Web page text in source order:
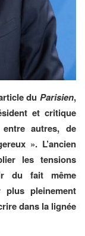
du Parisien,
et critique
entre autres, de
». L’ancien
les tensions
du fait même
plus pleinement
dans la lignée